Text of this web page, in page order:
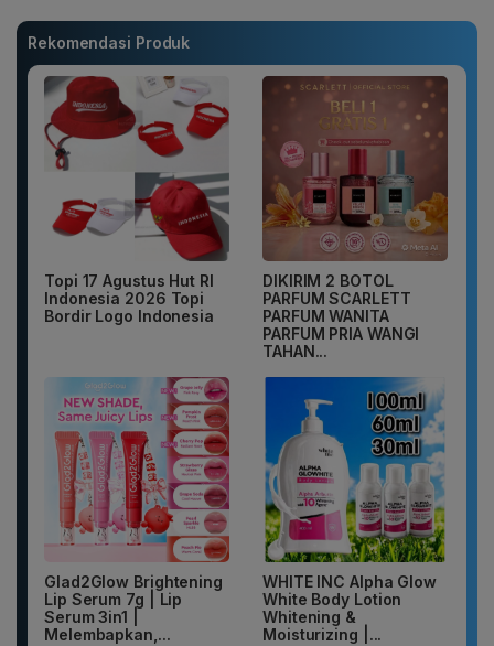
Rekomendasi Produk
Topi 17 Agustus Hut RI
Indonesia 2026 Topi
Bordir Logo Indonesia
DIKIRIM 2 BOTOL
PARFUM SCARLETT
PARFUM WANITA
PARFUM PRIA WANGI
TAHAN...
Glad2Glow Brightening
Lip Serum 7g | Lip
Serum 3in1 |
Melembapkan,...
WHITE INC Alpha Glow
White Body Lotion
Whitening &
Moisturizing |...